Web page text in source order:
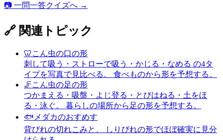
📷 一問一答クイズへ →
🔗 関連トピック
🦷 こん虫の口の形
刺して吸う・ストローで吸う・かじる・なめる の4タ
イプを写真で見比べる。 食べものから形を予想する。
🦵 こん虫の足の形
つかまえる・吸盤・よじ登る・とびはねる・土をほ
る・泳ぐ。 暮らしの場所から足の形を予想する。
🐟 メダカのおすめす
背びれの切れこみと、 しりびれの形でほぼ確実に見分